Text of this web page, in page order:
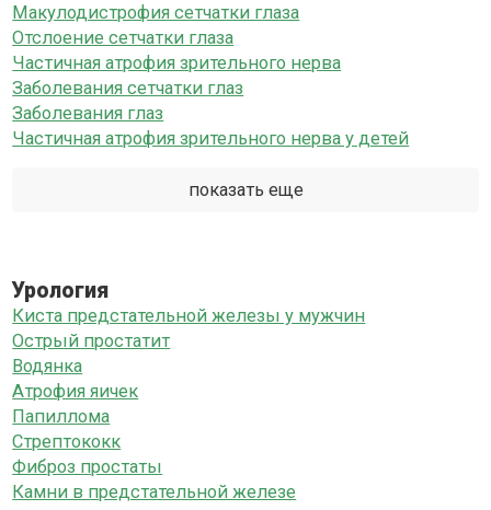
Макулодистрофия сетчатки глаза
Отслоение сетчатки глаза
Частичная атрофия зрительного нерва
Заболевания сетчатки глаз
Заболевания глаз
Частичная атрофия зрительного нерва у детей
показать еще
Урология
Киста предстательной железы у мужчин
Острый простатит
Водянка
Атрофия яичек
Папиллома
Стрептококк
Фиброз простаты
Камни в предстательной железе